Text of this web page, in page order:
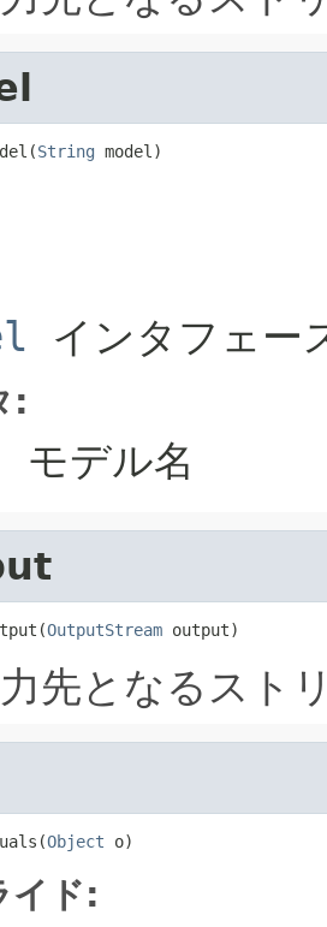
String model)
インタフェ
:
デル名
OutputStream output)
先となるスト
Object o)
イド: